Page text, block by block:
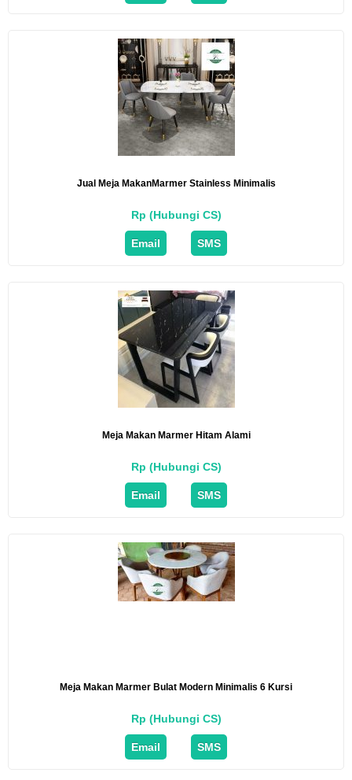
Jual Meja MakanMarmer Stainless Minimalis
Rp (Hubungi CS)
Email SMS
Meja Makan Marmer Hitam Alami
Rp (Hubungi CS)
Email SMS
Meja Makan Marmer Bulat Modern Minimalis 6 Kursi
Rp (Hubungi CS)
Email SMS